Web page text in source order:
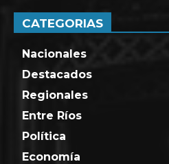
CATEGORIAS
Nacionales
Destacados
Regionales
Entre Ríos
Política
Economía